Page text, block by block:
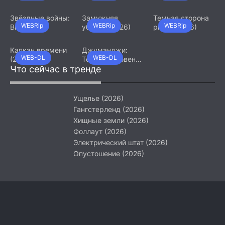
WEBRip
Звёздные войны:
Видения.
WEBRip
Замужняя
убийца (2026)
WEBRip
Темная сторона
ринга (2026)
WEB-DL
Капкан времени
(2026)
WEB-DL
Джуманджи:
Тёмный уровень
(2026)
Что сейчас в тренде
Ущелье (2026)
Гангстерленд (2026)
Хищные земли (2026)
Фоллаут (2026)
Электрический штат (2026)
Опустошение (2026)